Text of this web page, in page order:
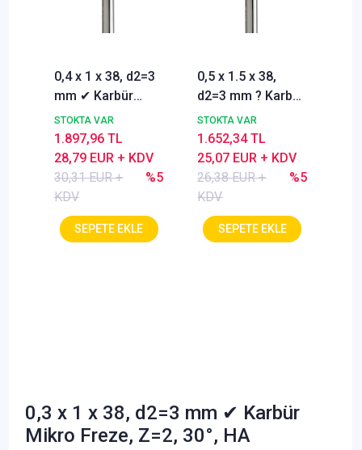
0,4 x 1 x 38, d2=3
mm ✔ Karbür
Mikro Freze, Z=2,
30°, HA
STOKTA VAR
30,31 EUR +
KDV
%5
28,79 EUR + KDV
1.897,96 TL
0,5 x 1.5 x 38,
d2=3 mm ? Karbür
Mikro Freze, Z=2,
30°, HA
STOKTA VAR
26,38 EUR +
KDV
%5
25,07 EUR + KDV
1.652,34 TL
0,3 x 1 x 38, d2=3 mm ✔ Karbür
Mikro Freze, Z=2, 30°, HA